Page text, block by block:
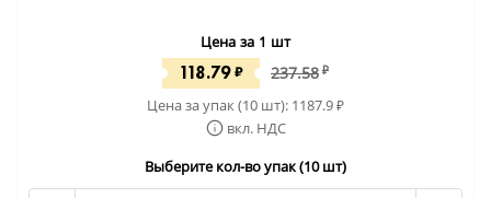
Цена за 1 шт
118.79₽ 237.58 ₽
Цена за упак (10 шт): 1187.9₽
вкл. НДС
Выберите кол-во упак (10 шт)